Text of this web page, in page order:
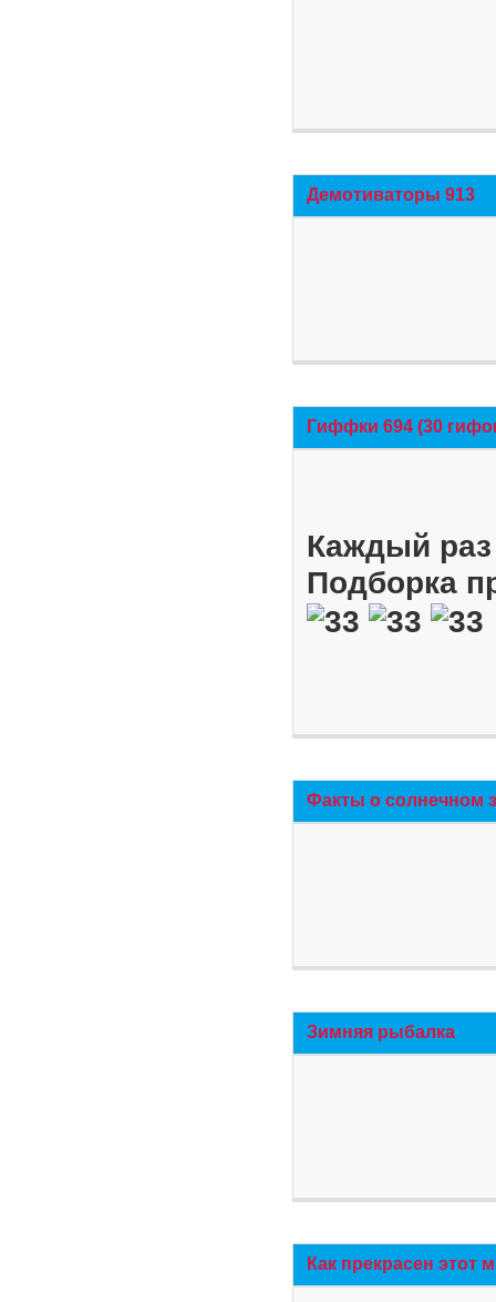
Демотиваторы 913
Гиффки 694 (30
Каждый
Подборка
Факты о солнечном
Зимняя рыбалка
Как прекрасен этот